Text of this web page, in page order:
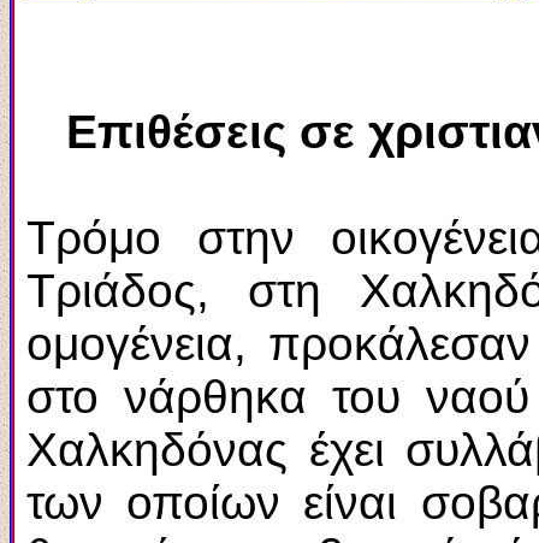
Επιθέσεις σε
Τρόμο στην
Τριάδος, στη
ομογένεια,
στο νάρθηκα του
Χαλκηδόνας έχει
των οποίων είναι